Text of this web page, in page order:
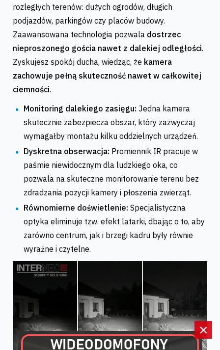
×
rozległych terenów: dużych ogrodów, długich
podjazdów, parkingów czy placów budowy.
Zaawansowana technologia pozwala dostrzec
nieproszonego gościa nawet z dalekiej odległości.
Zyskujesz spokój ducha, wiedząc, że kamera
zachowuje pełną skuteczność nawet w całkowitej
ciemności.
Monitoring dalekiego zasięgu: Jedna kamera
skutecznie zabezpiecza obszar, który zazwyczaj
wymagałby montażu kilku oddzielnych urządzeń.
Dyskretna obserwacja: Promiennik IR pracuje w
paśmie niewidocznym dla ludzkiego oka, co
pozwala na skuteczne monitorowanie terenu bez
zdradzania pozycji kamery i płoszenia zwierząt.
Równomierne doświetlenie: Specjalistyczna
optyka eliminuje tzw. efekt latarki, dbając o to, aby
zarówno centrum, jak i brzegi kadru były równie
wyraźne i czytelne.